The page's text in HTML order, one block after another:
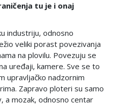
tu je i onaj
industriju, odnosno
veliki porast povezivanja
na plovilu. Povezuju se
uređaji, kamere. Sve se to
upravljačko nadzornim
Zapravo ploteri su samo
a mozak, odnosno centar